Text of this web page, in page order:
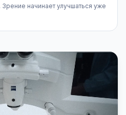
начинает улучшаться уже